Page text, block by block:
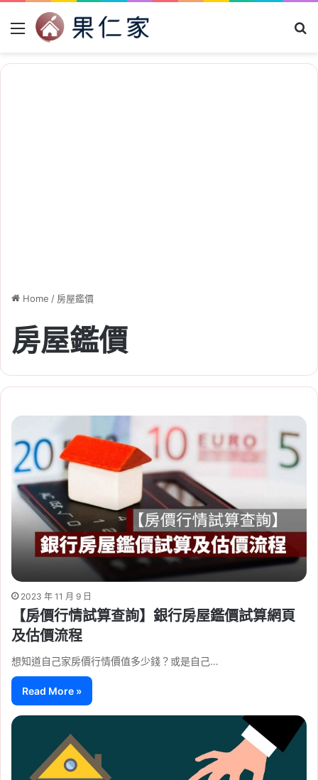
Menu
Home / 房屋鑑價
房屋鑑價
2023 年 11 月 9 日
【房價行情試算查詢】銀行房屋鑑價試算網頁
及估價流程
想知道自己家房價行情價值多少錢？或是自己…
Read More »